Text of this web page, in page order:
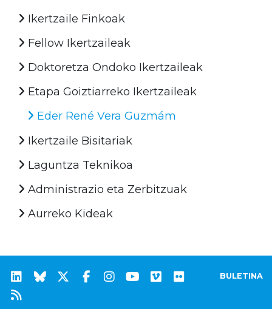
Ikertzaile Finkoak
Fellow Ikertzaileak
Doktoretza Ondoko Ikertzaileak
Etapa Goiztiarreko Ikertzaileak
Eder René Vera Guzmám
Ikertzaile Bisitariak
Laguntza Teknikoa
Administrazio eta Zerbitzuak
Aurreko Kideak
BULETINA